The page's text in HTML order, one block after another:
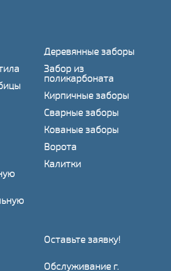
Деревянные заборы
Забор из
поликарбоната
Кирпичные заборы
Сварные заборы
Кованые заборы
Ворота
Калитки
Оставьте заявку!
Обслуживание г.